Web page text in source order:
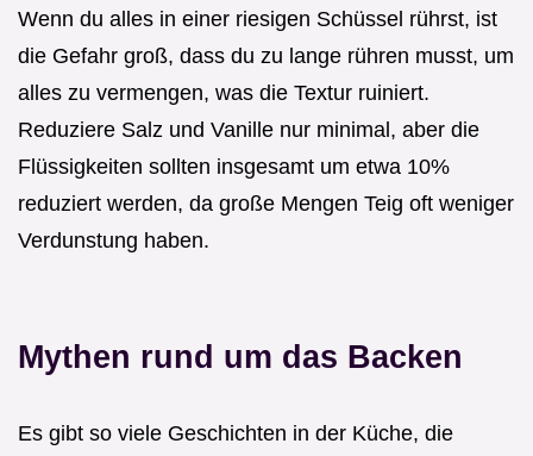
Wenn du alles in einer riesigen Schüssel rührst, ist
die Gefahr groß, dass du zu lange rühren musst, um
alles zu vermengen, was die Textur ruiniert.
Reduziere Salz und Vanille nur minimal, aber die
Flüssigkeiten sollten insgesamt um etwa 10%
reduziert werden, da große Mengen Teig oft weniger
Verdunstung haben.
Mythen rund um das Backen
Es gibt so viele Geschichten in der Küche, die